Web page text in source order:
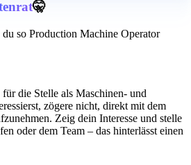
🤫
so Production Machine Operator
die Stelle als Maschinen- und
zögere nicht, direkt mit dem
Zeig dein Interesse und stelle
oder dem Team – das hinterlässt einen